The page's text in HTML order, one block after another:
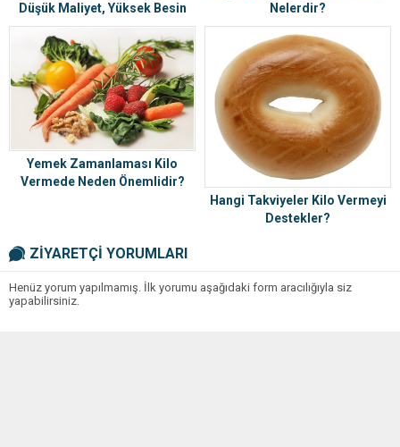
Düşük Maliyet, Yüksek Besin
Değeri Protein Listesi
Nelerdir?
Yemek Zamanlaması Kilo
Vermede Neden Önemlidir?
Hangi Takviyeler Kilo Vermeyi
Destekler?
ZİYARETÇİ YORUMLARI
Henüz yorum yapılmamış. İlk yorumu aşağıdaki form aracılığıyla siz
yapabilirsiniz.